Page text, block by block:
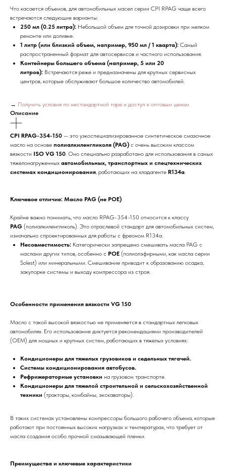
Что касается объемов, для автомобильных масел серии CPI RPAG чаще всего
встречаются следующие варианты:
250 мл (0.25 литра): Небольшой объем для точной дозировки при мелком
ремонте или доливке.
1 литр (или близкий объем, например, 950 мл / 1 кварта): Самый
распространенный формат для автосервисов и частного использования.
Контейнеры большего объема (например, 5 или 20
литров): Встречаются реже и предназначены для крупных сервисных
центров, которые обслуживают большое количество автомобилей.
→ Получить условия по нестандартной таре и доступ к оптовым ценам
Описание
CPI RPAG-354-150 — это узкоспециализированное синтетическое смазочное
масло на основе полиалкиленгликоля (PAG) с очень высоким классом
вязкости ISO VG 150. Оно специально разработано для использования в самых
тяжелонагруженных автомобильных, транспортных и спецтехнических
системах кондиционирования, работающих на хладагенте R134a.
Ключевое отличие: Масло PAG (не POE)
Крайне важно понимать, что масло RPAG-354-150 относится к классу
PAG (полиалкиленгликоль). Это отраслевой стандарт для автомобильных систем,
изначально спроектированных для работы с фреоном R134a.
Несовместимость: Категорически запрещено смешивать масла PAG с
маслами других типов, особенно с POE (полиолэфирными, как масла серии
Solest) или минеральными. Смешивание приводит к образованию осадка,
закупорке системы и выходу компрессора из строя.
Особенности применения вязкости VG 150
Масло с такой высокой вязкостью не применяется в стандартных легковых
автомобилях. Его использование диктуется рекомендациями производителей
(OEM) для мощных и крупных систем, работающих в тяжелых условиях:
Кондиционеры для тяжелых грузовиков и седельных тягачей.
Системы кондиционирования автобусов.
Рефрижераторные установки на грузовом транспорте.
Кондиционеры для тяжелой строительной и сельскохозяйственной
техники (тракторы, комбайны, экскаваторы).
В таких системах установлены компрессоры большого рабочего объема, которые
работают при постоянных высоких нагрузках и температурах, что требует от
масла создания особо прочной смазывающей пленки.
Преимущества и ключевые характеристики